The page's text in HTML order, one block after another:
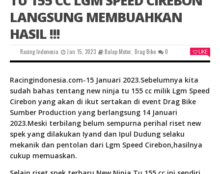
LANGSUNG MEMBUAHKAN
HASIL !!!
Racing Indonesia Jan 15, 2023 Balap Motor, Drag Bike 0 LIKE
Racingindonesia.com-15 Januari 2023.Sebelumnya kita
sudah bahas tentang new ninja tu 155 cc milik Lgm Speed
Cirebon yang akan di ikut sertakan di event Drag Bike
Sumber Production yang berlangsung 14 Januari
2023.Meski terbilang belum sempurna perihal riset new
spek yang dilakukan Iyand dan Ipul Dudung selaku
mekanik dan pentolan dari Lgm Speed Cirebon,hasilnya
cukup memuaskan.